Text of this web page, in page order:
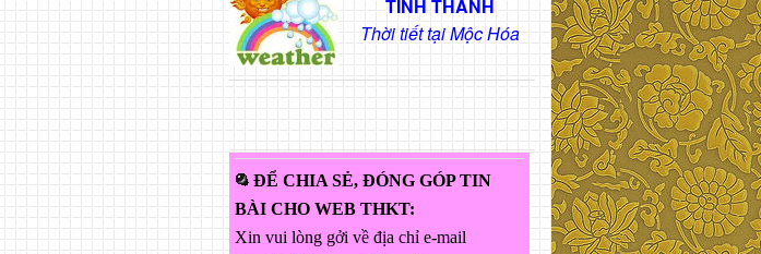
TỈNH THÀNH
Thời tiết tại Mộc Hóa
ĐỂ CHIA SẺ, ĐÓNG GÓP TIN
BÀI CHO WEB THKT:
Xin vui lòng gởi về địa chỉ e-mail